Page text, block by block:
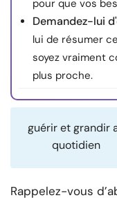
©
pour que vos
Demandez-lui
lui de résumer
soyez vraiment
plus proche.
guérir et grandir
quotidien
Rappelez-vous